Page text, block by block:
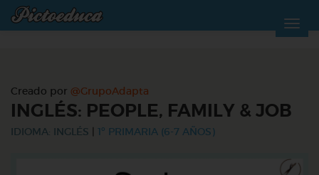
Creado por @GrupoAdapta
INGLÉS: PEOPLE, FAMILY & JOB
IDIOMA: INGLÉS 1º PRIMARIA (6-7 AÑOS)